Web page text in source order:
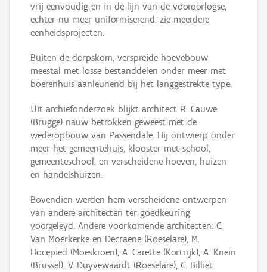
vrij eenvoudig en in de lijn van de vooroorlogse,
echter nu meer uniformiserend, zie meerdere
eenheidsprojecten.
Buiten de dorpskom, verspreide hoevebouw
meestal met losse bestanddelen onder meer met
boerenhuis aanleunend bij het langgestrekte type.
Uit archiefonderzoek blijkt architect R. Cauwe
(Brugge) nauw betrokken geweest met de
wederopbouw van Passendale. Hij ontwierp onder
meer het gemeentehuis, klooster met school,
gemeenteschool, en verscheidene hoeven, huizen
en handelshuizen.
Bovendien werden hem verscheidene ontwerpen
van andere architecten ter goedkeuring
voorgeleyd. Andere voorkomende architecten: C.
Van Moerkerke en Decraene (Roeselare), M.
Hocepied (Moeskroen), A. Carette (Kortrijk), A. Knein
(Brussel), V. Duyvewaardt (Roeselare), C. Billiet